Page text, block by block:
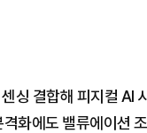
싱 결합해 피지컬 AI
화에도 밸류에이션